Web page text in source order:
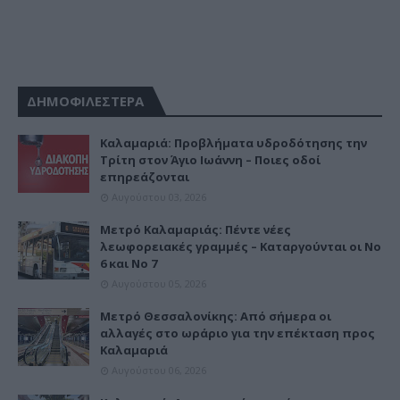
ΔΗΜΟΦΙΛΕΣΤΕΡΑ
Καλαμαριά: Προβλήματα υδροδότησης την
Τρίτη στον Άγιο Ιωάννη – Ποιες οδοί
επηρεάζονται
Μετρό Καλαμαριάς: Πέντε νέες
λεωφορειακές γραμμές – Καταργούνται οι Νο
6 και Νο 7
Μετρό Θεσσαλονίκης: Από σήμερα οι
αλλαγές στο ωράριο για την επέκταση προς
Καλαμαριά